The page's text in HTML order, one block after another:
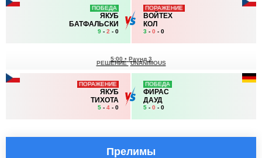
Прелимы
ПОБЕДА
ЯКУБ
БАТФАЛЬСКИ
9 - 2 - 0
ПОРАЖЕНИЕ
ВОЙТЕХ
КОЛ
3 - 0 - 0
ПОРАЖЕНИЕ
ЯКУБ
ТИХОТА
5 - 4 - 0
5:00 • Раунд 3
РЕШЕНИЕ UNANIMOUS
ПОБЕДА
ФИРАС
ДАУД
5 - 0 - 0